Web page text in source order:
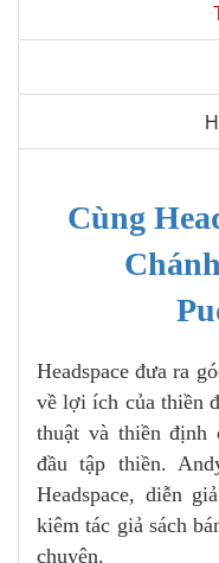
Cùng
Headspace đưa ra
về lợi ích của thiền
thuật và thiền định
đầu tập thiền.
Headspace, diễn
kiêm tác giả sách
chuyện.